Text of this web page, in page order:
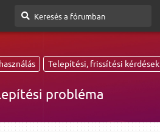
Telepítési, frissítési kérdések
probléma